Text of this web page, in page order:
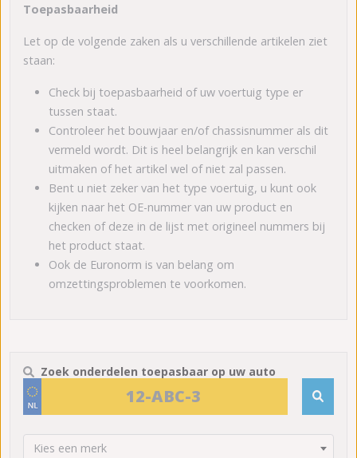
Toepasbaarheid
Let op de volgende zaken als u verschillende artikelen ziet
staan:
Check bij toepasbaarheid of uw voertuig type er
tussen staat.
Controleer het bouwjaar en/of chassisnummer als dit
vermeld wordt. Dit is heel belangrijk en kan verschil
uitmaken of het artikel wel of niet zal passen.
Bent u niet zeker van het type voertuig, u kunt ook
kijken naar het OE-nummer van uw product en
checken of deze in de lijst met origineel nummers bij
het product staat.
Ook de Euronorm is van belang om
omzettingsproblemen te voorkomen.
Zoek onderdelen toepasbaar op uw auto
Kies een merk